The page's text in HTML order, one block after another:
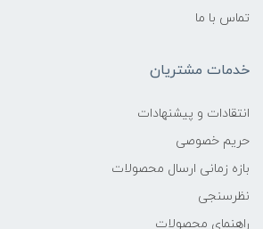
تماس با ما
خدمات مشتریان
انتقادات و پیشنهادات
حریم خصوصی
بازه زمانی ارسال محصولات
نظرسنجی
راهنمای محصولات